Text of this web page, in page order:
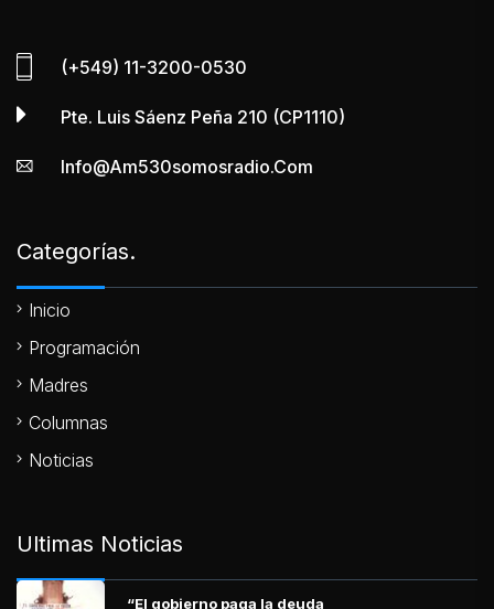
(+549) 11-3200-0530
Pte. Luis Sáenz Peña 210 (CP1110)
Info@am530somosradio.com
Categorías.
Inicio
Programación
Madres
Columnas
Noticias
Ultimas Noticias
“El gobierno paga la deuda